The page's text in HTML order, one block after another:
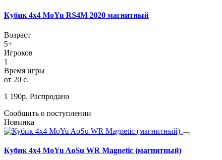
Кубик 4х4 MoYu RS4M 2020 магнитный
Возраст
5+
Игроков
1
Время игры
от 20 с.
1 190р. Распродано
Сообщить о поступлении
Новинка
Кубик 4х4 MoYu AoSu WR Magnetic (магнитный)